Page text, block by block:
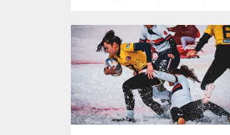
ancak biz de çok iyi bir takımız. İyi
bir şekilde odaklanıp maçı da
kazanmak istiyoruz” dedi.